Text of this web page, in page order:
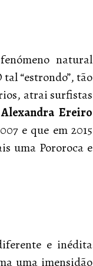
natural
“estrondo”, tão
atrai surfistas
Alexandra Ereiro
e que em 2015
uma Pororoca e
e inédita
uma imensidão